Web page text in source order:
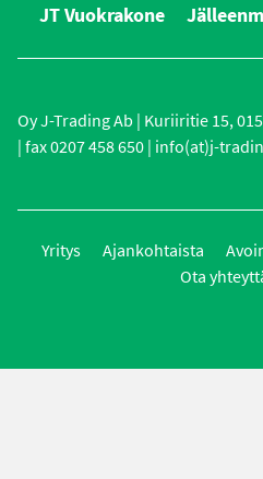
JT Vuokrakone
Oy J-Trading Ab | Kuriiritie 15,
| fax 0207 458 650 | info(at)j-
Yritys Ajankohtaista
Ota